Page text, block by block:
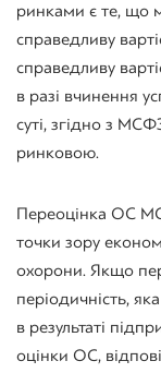
ринками є те, що
справедливу
справедливу
в разі вчинення
суті, згідно з
ринковою.
Переоцінка ОС
точки зору
охорони. Якщо
періодичність,
в результаті
оцінки ОС,